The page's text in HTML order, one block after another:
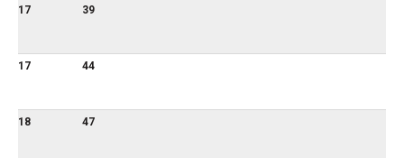
17 39
17 44
18 47